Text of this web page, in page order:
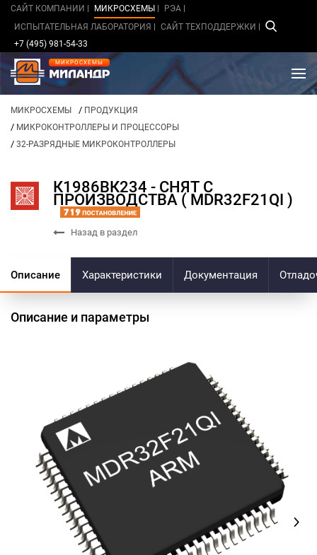
САЙТ КОМПАНИИ МИКРОСХЕМЫ
РЭА
ИСПЫТАТЕЛЬНАЯ ЛАБОРАТОРИЯ
САЙТ ТЕХПОДДЕРЖКИ
+7 (495) 981-54-33
МИКРОСХЕМЫ
МИКРОСХЕМЫ / ПРОДУКЦИЯ
/ МИКРОКОНТРОЛЛЕРЫ И ПРОЦЕССОРЫ
/ 32-РАЗРЯДНЫЕ МИКРОКОНТРОЛЛЕРЫ
К1986ВК234 - СНЯТ С
ПРОИЗВОДСТВА ( MDR32F21QI )
Назад в раздел
Описание Характеристики Документация
Описание и параметры